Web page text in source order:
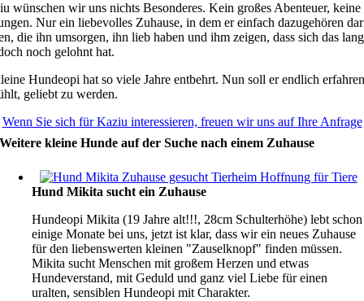
wünschen wir uns nichts Besonderes. Kein großes Abenteuer, keine
Nur ein liebevolles Zuhause, in dem er einfach dazugehören
die ihn umsorgen, ihn lieb haben und ihm zeigen, dass sich das
noch gelohnt hat.
Hundeopi hat so viele Jahre entbehrt. Nun soll er endlich
geliebt zu werden.
Wenn Sie sich für Kaziu interessieren, freuen wir uns auf Ihre Anfrage
Weitere kleine Hunde auf der Suche nach einem Zuhause
Hund Mikita sucht ein Zuhause
Hundeopi Mikita (19 Jahre alt!!!, 28cm Schulterhöhe) lebt schon
einige Monate bei uns, jetzt ist klar, dass wir ein neues Zuhause
für den liebenswerten kleinen "Zauselknopf" finden müssen.
Mikita sucht Menschen mit großem Herzen und etwas
Hundeverstand, mit Geduld und ganz viel Liebe für einen
uralten, sensiblen Hundeopi mit Charakter.